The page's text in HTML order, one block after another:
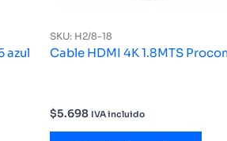
azul
SKU: H2/8-18
Cable HDMI 4K 1.8MTS
$5.698 IVA incluido